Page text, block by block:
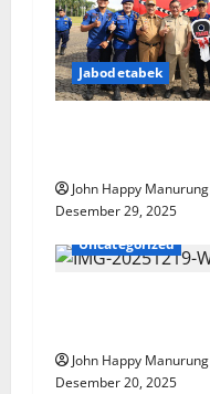
Jabodetabek
John Happy Manurung
Desember 29, 2025
Jabodetabek
Uncategorized
John Happy Manurung
Desember 20, 2025